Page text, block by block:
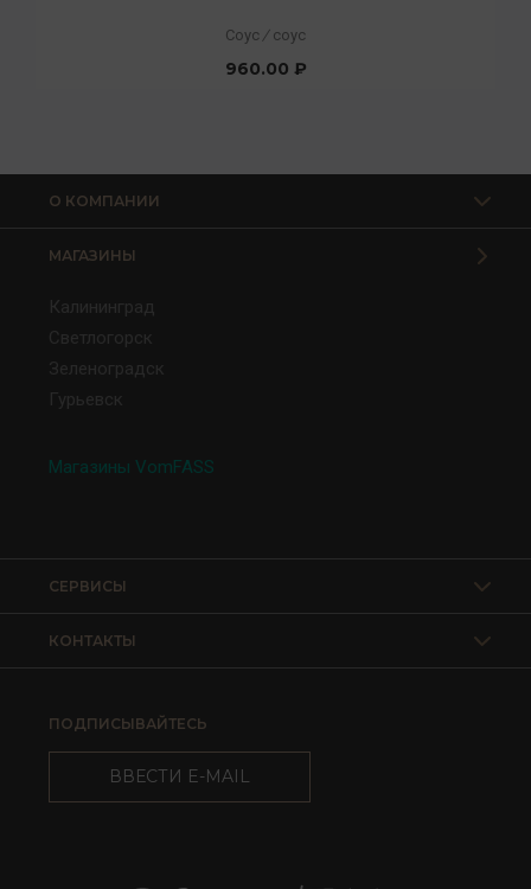
Соус / соус
960.00 ₽
О КОМПАНИИ
МАГАЗИНЫ
Калининград
Светлогорск
Зеленоградск
Гурьевск
Магазины VomFASS
КОНТАКТЫ
СЕРВИСЫ
ПОДПИСЫВАЙТЕСЬ
ВВЕСТИ E-MAIL